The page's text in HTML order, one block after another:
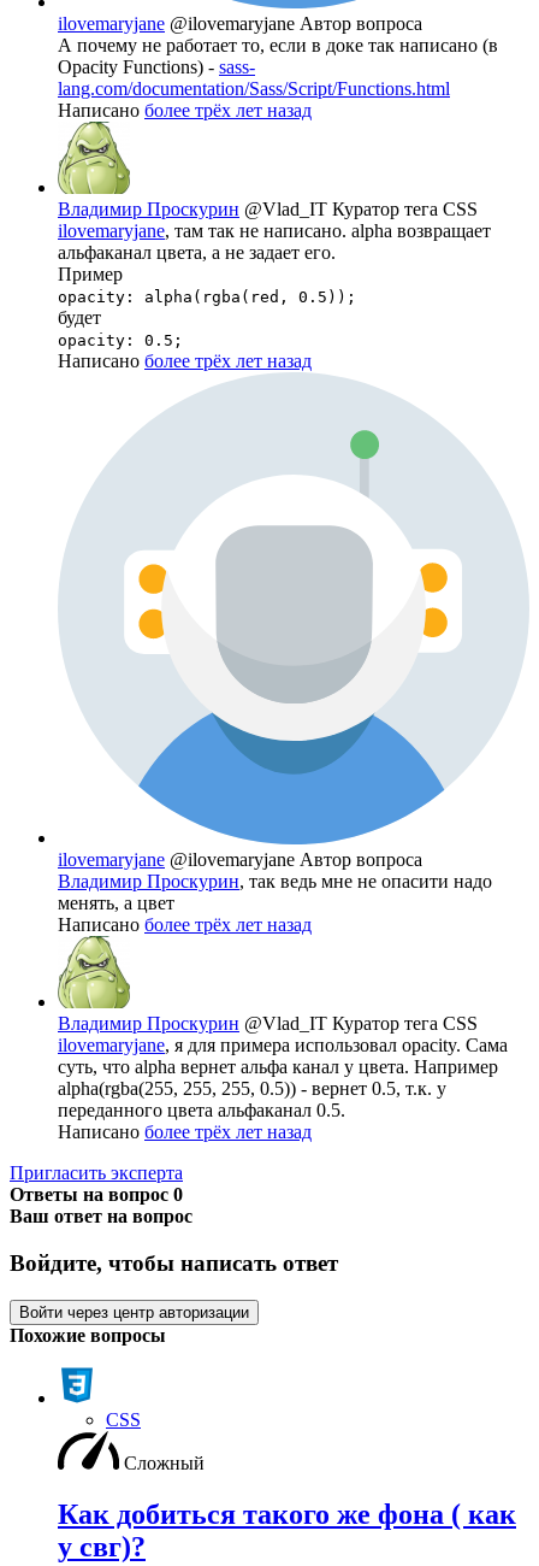
ilovemaryjane @ilovemaryjane Автор вопроса
А почему не работает то, если в доке так написано (в
Opacity Functions) - sass-
lang.com/documentation/Sass/Script/Functions.html
Написано более трёх лет назад
Владимир Проскурин @Vlad_IT Куратор тега CSS
ilovemaryjane, там так не написано. alpha возвращает
альфаканал цвета, а не задает его.
Пример
opacity: alpha(rgba(red, 0.5));
будет
opacity: 0.5;
Написано более трёх лет назад
ilovemaryjane @ilovemaryjane Автор вопроса
Владимир Проскурин, так ведь мне не опасити надо
менять, а цвет
Написано более трёх лет назад
Владимир Проскурин @Vlad_IT Куратор тега CSS
ilovemaryjane, я для примера использовал opacity. Сама
суть, что alpha вернет альфа канал у цвета. Например
alpha(rgba(255, 255, 255, 0.5)) - вернет 0.5, т.к. у
переданного цвета альфаканал 0.5.
Написано более трёх лет назад
Пригласить эксперта
Ответы на вопрос 0
Ваш ответ на вопрос
Войдите, чтобы написать ответ
Войти через центр авторизации
Похожие вопросы
CSS
Сложный
Как добиться такого же фона ( как
у свг)?